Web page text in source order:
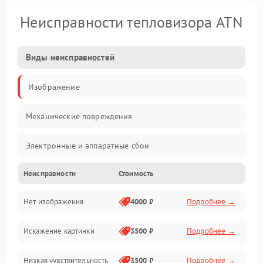
Неисправности тепловизора ATN
Виды неисправностей
Изображение
Механические повреждения
Электронные и аппаратные сбои
Неисправности сенсора и оптики
Программные ошибки
Электропитание
Неисправности Стоимость
Нет изображения 4000 ₽ Подробнее →
Искажение картинки 3500 ₽ Подробнее →
Низкая чувствительность 3500 ₽ Подробнее →